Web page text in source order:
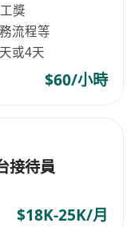
獎
流程等
或4天
$60/小時
接待員
$18K-25K/月